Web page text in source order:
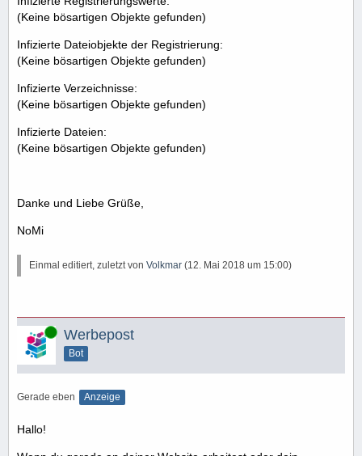
(Keine bösartigen Objekte gefunden)
Infizierte Dateiobjekte der Registrierung:
(Keine bösartigen Objekte gefunden)
Infizierte Verzeichnisse:
(Keine bösartigen Objekte gefunden)
Infizierte Dateien:
(Keine bösartigen Objekte gefunden)
Danke und Liebe Grüße,
NoMi
Einmal editiert, zuletzt von Volkmar (12. Mai 2018 um 15:00)
Online Werbepost
Bot
Gerade eben Anzeige
Hallo!